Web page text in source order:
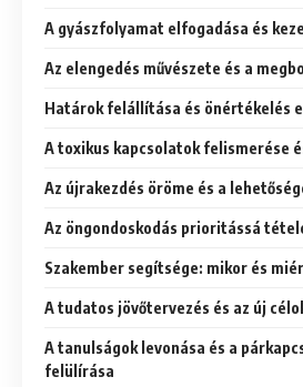
A gyászfolyamat elfogadása és
Az elengedés művészete és a
Határok felállítása és önértékelés
A toxikus kapcsolatok felismerése
Az újrakezdés öröme és a
Az öngondoskodás prioritássá
Szakember segítsége: mikor és
A tudatos jövőtervezés és az új
A tanulságok levonása és a
felülírása